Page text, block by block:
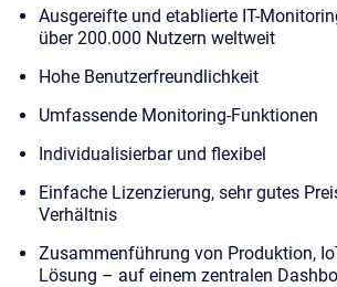
Ausgereifte und etablierte IT-
über 200.000 Nutzern weltweit
Hohe Benutzerfreundlichkeit
Umfassende Monitoring-Funktionen
Individualisierbar und flexibel
Einfache Lizenzierung, sehr gutes
Verhältnis
Zusammenführung von Produktion,
Lösung – auf einem zentralen